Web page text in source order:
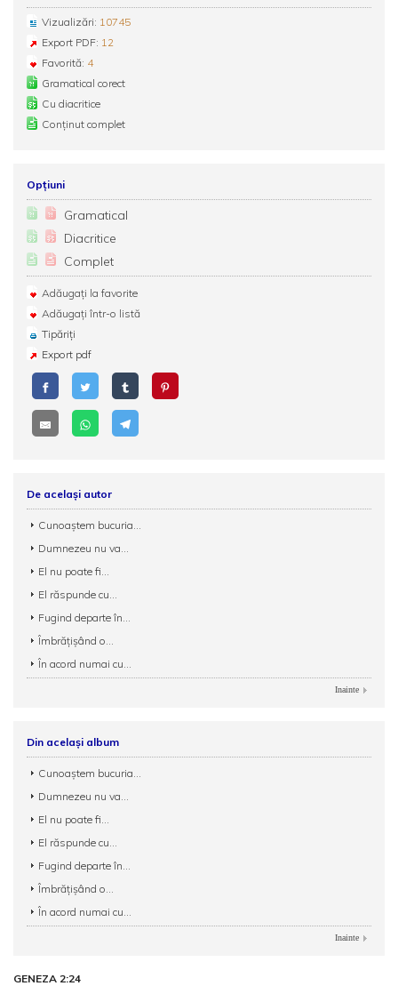
Vizualizări: 10745
Export PDF: 12
Favorită: 4
Gramatical corect
Cu diacritice
Conținut complet
Opțiuni
Gramatical
Diacritice
Complet
Adăugați la favorite
Adăugați într-o listă
Tipăriți
Export pdf
De același autor
Cunoaștem bucuria...
Dumnezeu nu va...
El nu poate fi...
El răspunde cu...
Fugind departe în...
Îmbrățișând o...
În acord numai cu...
Inainte
Din același album
Cunoaștem bucuria...
Dumnezeu nu va...
El nu poate fi...
El răspunde cu...
Fugind departe în...
Îmbrățișând o...
În acord numai cu...
Inainte
GENEZA 2:24